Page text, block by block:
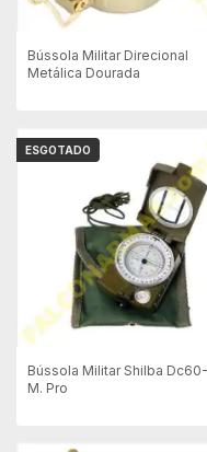
Bússola Militar Direcional
Metálica Dourada
ESGOTADO
Bússola Militar Shilba
M. Pro